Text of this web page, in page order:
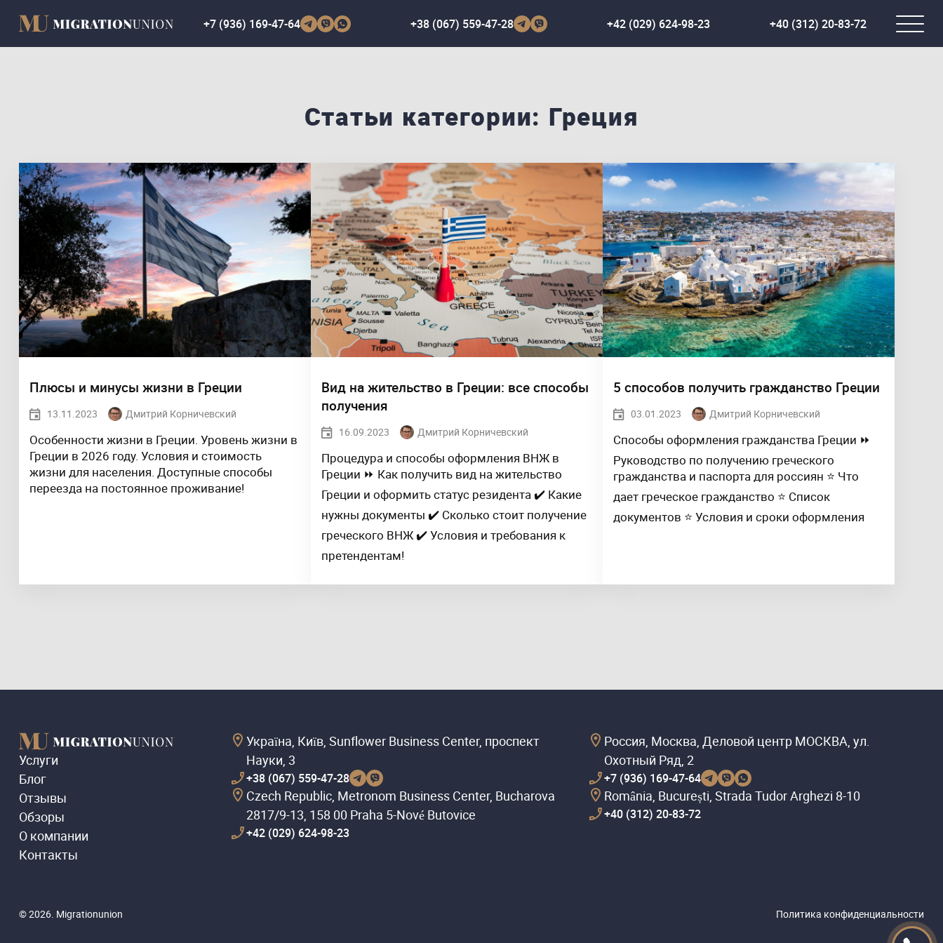
+7 (936) 169-47-64 +38 (067) 559-47-28 +42 (029) 624-98-23 +40 (312) 20-83-72
Статьи категории: Греция
Плюсы и минусы жизни в Греции
13.11.2023 Дмитрий Корничевский
Особенности жизни в Греции. Уровень жизни в
Греции в 2026 году. Условия и стоимость
жизни для населения. Доступные способы
переезда на постоянное проживание!
Вид на жительство в Греции: все способы
получения
16.09.2023 Дмитрий Корничевский
Процедура и способы оформления ВНЖ в
Греции ⏩ Как получить вид на жительство
Греции и оформить статус резидента ✔️ Какие
нужны документы ✔️ Сколько стоит получение
греческого ВНЖ ✔️ Условия и требования к
претендентам!
5 способов получить гражданство Греции
03.01.2023 Дмитрий Корничевский
Способы оформления гражданства Греции ⏩
Руководство по получению греческого
гражданства и паспорта для россиян ⭐ Что
дает греческое гражданство ⭐ Список
документов ⭐ Условия и сроки оформления
Услуги
Блог
Отзывы
Обзоры
О компании
Контакты
Україна, Київ, Sunflower Business Center, проспект
Науки, 3
+38 (067) 559-47-28
Россия, Москва, Деловой центр МОСКВА, ул.
Охотный Ряд, 2
+7 (936) 169-47-64
Czech Republic, Metronom Business Center, Bucharova
2817/9-13, 158 00 Praha 5-Nové Butovice
+42 (029) 624-98-23
România, București, Strada Tudor Arghezi 8-10
+40 (312) 20-83-72
© 2026. Migrationunion Политика конфиденциальности